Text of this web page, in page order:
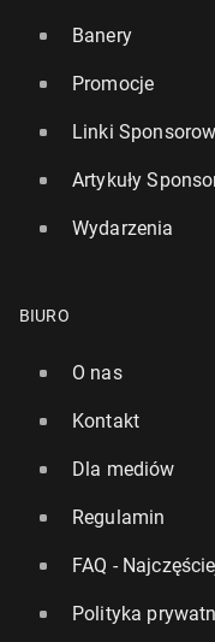
Banery
Promocje
Linki
Artykuły
Wydarzenia
BIURO
O nas
Kontakt
Dla mediów
Regulamin
FAQ -
Polityka